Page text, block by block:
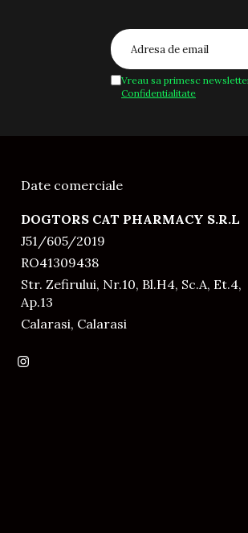
Vreau sa primesc
Confidentialitate
Date comerciale
DOGTORS CAT PHARMACY S.R.L
J51/605/2019
RO41309438
Str. Zefirului, Nr.10, Bl.H4, Sc.A, Et.4,
Ap.13
Calarasi, Calarasi